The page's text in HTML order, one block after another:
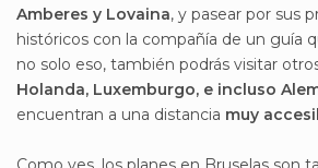
Amberes y Lovaina, y pasear por sus
históricos con la compañía de un guía
no solo eso, también podrás visitar
Holanda, Luxemburgo, e incluso
encuentran a una distancia muy